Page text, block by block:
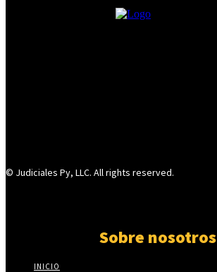
© Judiciales Py, LLC. All rights reserved.
Sobre nosotros
INICIO